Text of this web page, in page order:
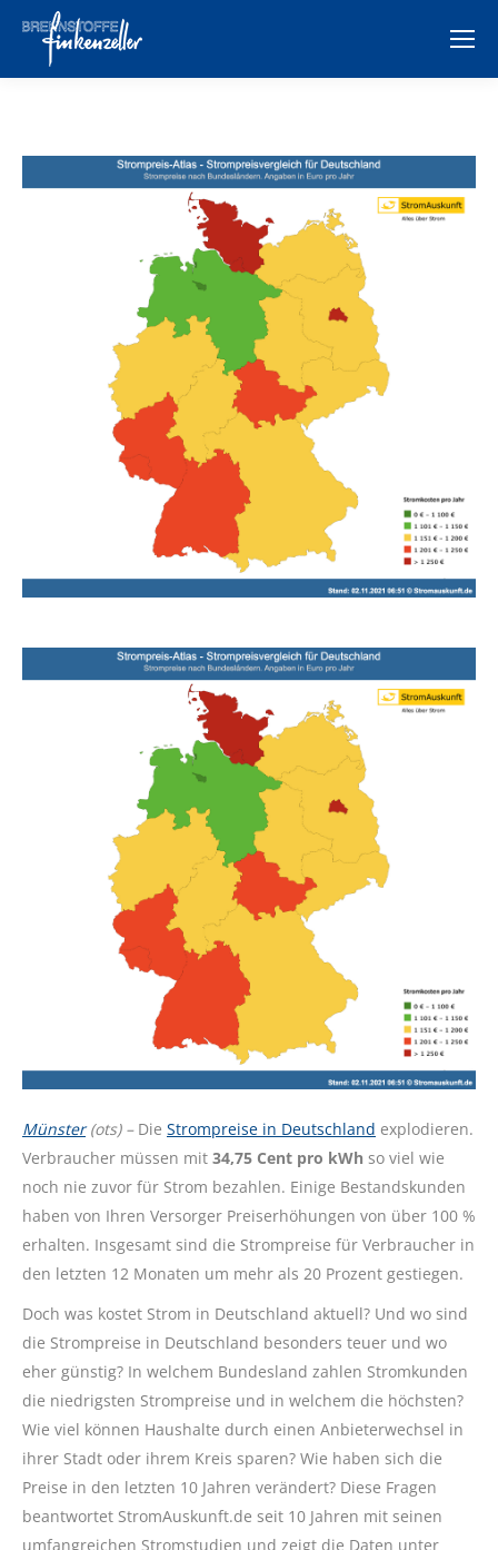
Münster(ots) – Die Strompreise in Deutschland explodieren.
Verbraucher müssen mit 34,75 Cent pro kWh so viel wie
noch nie zuvor für Strom bezahlen. Einige Bestandskunden
haben von Ihren Versorger Preiserhöhungen von über 100 %
erhalten. Insgesamt sind die Strompreise für Verbraucher in
den letzten 12 Monaten um mehr als 20 Prozent gestiegen.
Doch was kostet Strom in Deutschland aktuell? Und wo sind
die Strompreise in Deutschland besonders teuer und wo
eher günstig? In welchem Bundesland zahlen Stromkunden
die niedrigsten Strompreise und in welchem die höchsten?
Wie viel können Haushalte durch einen Anbieterwechsel in
ihrer Stadt oder ihrem Kreis sparen? Wie haben sich die
Preise in den letzten 10 Jahren verändert? Diese Fragen
beantwortet StromAuskunft.de seit 10 Jahren mit seinen
umfangreichen Stromstudien und zeigt die Daten unter